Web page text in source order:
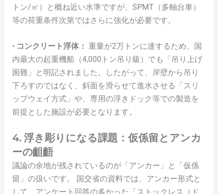
トン/㎡）と概ね近い水準ですが、SPMT（多軸台車）
等の荷重条件次第ではさらに強化が必要です。
• コンクリート浮体： 重量が2万トンに達するため、国
内最大の起重機船（4,000トン吊り級）でも「吊り上げ
困難」と明記されました。したがって、岸壁から吊り
下ろすのではなく、斜面を滑らせて進水させる「スリ
ップウェイ方式」や、専用の浮きドック等での製造を
前提とした施設が必要となります。
4. 浮き彫りになる課題：仮係留とアンカ
ーの齟齬
議論の余地が残されているのが「アンカー」と「仮係
留」の扱いです。 国交省の資料では、アンカー形式と
して、アンケート回答の多かった「ストックレス（ド